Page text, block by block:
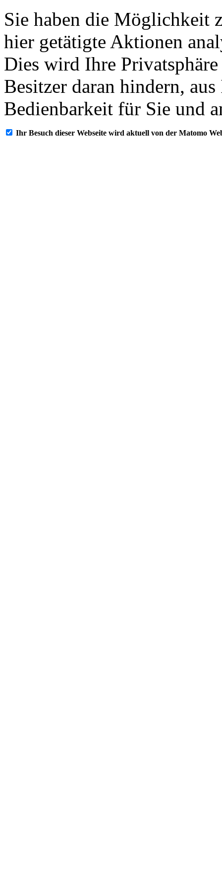
Sie haben die Möglichkeit
hier getätigte Aktionen
Dies wird Ihre
Besitzer daran hindern,
Bedienbarkeit für Sie und
Ihr Besuch dieser Webseite wird aktuell von der Matomo